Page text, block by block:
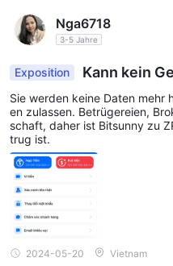
Betrugs- und
trennt Sie der vollständige
stoßen.
Daher ist die Wahl regulierter
kluge Entscheidung.
Nga6718
3-5 Jahre
Exposition Kann kein
Sie werden keine Daten mehr
en zulassen. Betrügereien,
schaft, daher ist Bitsunny zu
trug ist.
2024-05-20 Vietnam